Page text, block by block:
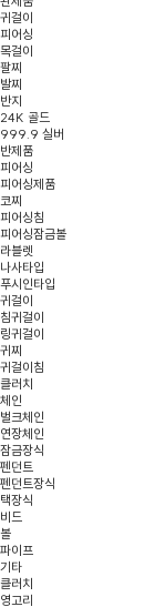
귀걸이
피어싱
목걸이
팔찌
발찌
반지
24K 골드
999.9 실버
반제품
피어싱
피어싱제품
코찌
피어싱침
피어싱잠금볼
라블렛
나사타입
푸시인타입
귀걸이
침귀걸이
링귀걸이
귀찌
귀걸이침
클러치
체인
벌크체인
연장체인
잠금장식
펜던트
펜던트장식
택장식
비드
볼
파이프
기타
클러치
영고리